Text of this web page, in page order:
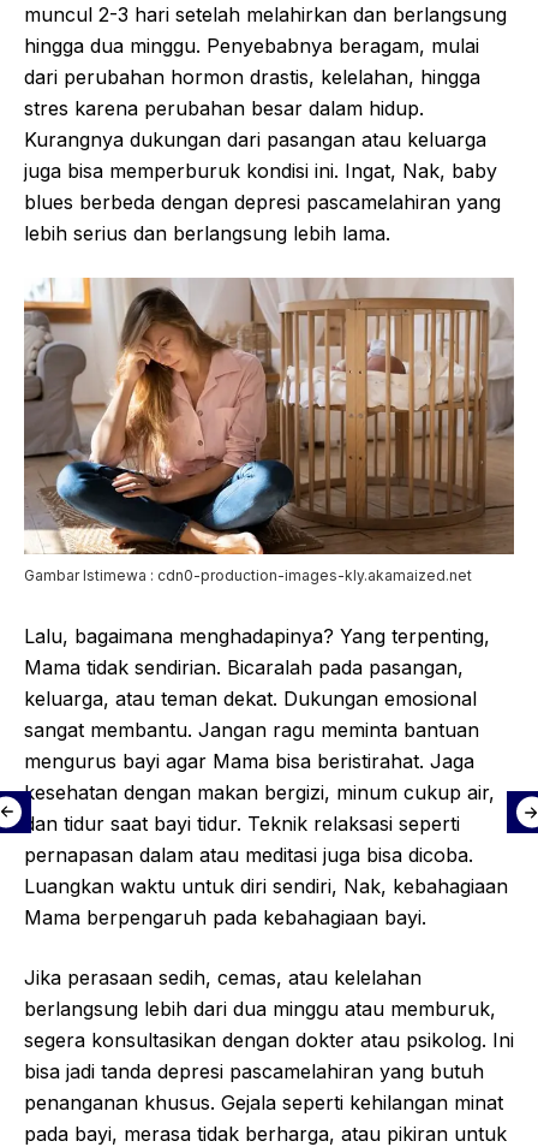
muncul 2-3 hari setelah melahirkan dan berlangsung
hingga dua minggu. Penyebabnya beragam, mulai
dari perubahan hormon drastis, kelelahan, hingga
stres karena perubahan besar dalam hidup.
Kurangnya dukungan dari pasangan atau keluarga
juga bisa memperburuk kondisi ini. Ingat, Nak, baby
blues berbeda dengan depresi pascamelahiran yang
lebih serius dan berlangsung lebih lama.
Gambar Istimewa : cdn0-production-images-kly.akamaized.net
Lalu, bagaimana menghadapinya? Yang terpenting,
Mama tidak sendirian. Bicaralah pada pasangan,
keluarga, atau teman dekat. Dukungan emosional
sangat membantu. Jangan ragu meminta bantuan
mengurus bayi agar Mama bisa beristirahat. Jaga
kesehatan dengan makan bergizi, minum cukup air,
dan tidur saat bayi tidur. Teknik relaksasi seperti
pernapasan dalam atau meditasi juga bisa dicoba.
Luangkan waktu untuk diri sendiri, Nak, kebahagiaan
Mama berpengaruh pada kebahagiaan bayi.
Jika perasaan sedih, cemas, atau kelelahan
berlangsung lebih dari dua minggu atau memburuk,
segera konsultasikan dengan dokter atau psikolog. Ini
bisa jadi tanda depresi pascamelahiran yang butuh
penanganan khusus. Gejala seperti kehilangan minat
pada bayi, merasa tidak berharga, atau pikiran untuk